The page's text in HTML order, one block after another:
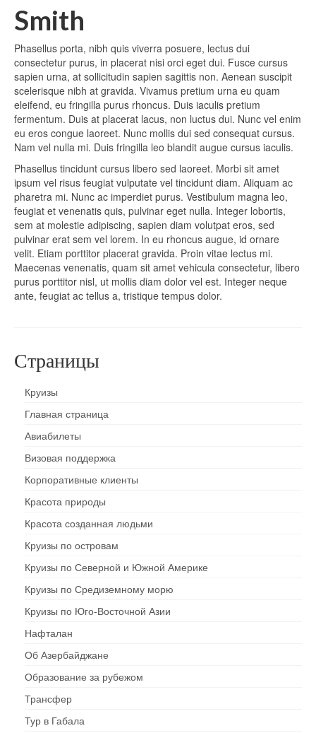
Smith
Phasellus porta, nibh quis viverra posuere, lectus dui
consectetur purus, in placerat nisi orci eget dui. Fusce cursus
sapien urna, at sollicitudin sapien sagittis non. Aenean suscipit
scelerisque nibh at gravida. Vivamus pretium urna eu quam
eleifend, eu fringilla purus rhoncus. Duis iaculis pretium
fermentum. Duis at placerat lacus, non luctus dui. Nunc vel enim
eu eros congue laoreet. Nunc mollis dui sed consequat cursus.
Nam vel nulla mi. Duis fringilla leo blandit augue cursus iaculis.
Phasellus tincidunt cursus libero sed laoreet. Morbi sit amet
ipsum vel risus feugiat vulputate vel tincidunt diam. Aliquam ac
pharetra mi. Nunc ac imperdiet purus. Vestibulum magna leo,
feugiat et venenatis quis, pulvinar eget nulla. Integer lobortis,
sem at molestie adipiscing, sapien diam volutpat eros, sed
pulvinar erat sem vel lorem. In eu rhoncus augue, id ornare
velit. Etiam porttitor placerat gravida. Proin vitae lectus mi.
Maecenas venenatis, quam sit amet vehicula consectetur, libero
purus porttitor nisl, ut mollis diam dolor vel est. Integer neque
ante, feugiat ac tellus a, tristique tempus dolor.
Страницы
Круизы
Главная страница
Авиабилеты
Визовая поддержка
Корпоративные клиенты
Красота природы
Красота созданная людьми
Круизы по островам
Круизы по Северной и Южной Америке
Круизы по Средиземному морю
Круизы по Юго-Восточной Азии
Нафталан
Об Азербайджане
Образование за рубежом
Трансфер
Тур в Габала